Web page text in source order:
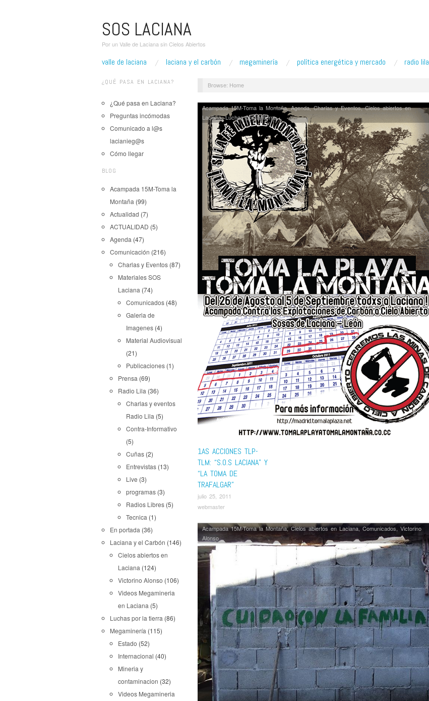
SOS LACIANA
Por un Valle de Laciana sin Cielos Abiertos
valle de laciana laciana y el carbón megaminería política energética y mercado radio lila
¿QUÉ PASA EN LACIANA?
¿Qué pasa en Laciana?
Preguntas incómodas
Comunicado a l@s
lacianieg@s
Cómo llegar
BLOG
Acampada 15M-Toma la
Montaña (99)
Actualidad (7)
ACTUALIDAD (5)
Agenda (47)
Comunicación (216)
Charlas y Eventos (87)
Materiales SOS
Laciana (74)
Comunicados (48)
Galeria de
Imagenes (4)
Material Audiovisual
(21)
Publicaciones (1)
Prensa (69)
Radio Lila (36)
Charlas y eventos
Radio Lila (5)
Contra-Informativo
(5)
Cuñas (2)
Entrevistas (13)
Live (3)
programas (3)
Radios Libres (5)
Tecnica (1)
En portada (36)
Laciana y el Carbón (146)
Cielos abiertos en
Laciana (124)
Victorino Alonso (106)
Videos Megamineria
en Laciana (5)
Luchas por la tierra (86)
Megaminería (115)
Estado (52)
Internacional (40)
Mineria y
contaminacion (32)
Videos Megamineria
Browse: Home
1AS ACCIONES TLP-
TLM: “S.O.S LACIANA” Y
“LA TOMA DE
TRAFALGAR”
julio 25, 2011
webmaster
Acampada 15M-Toma la Montaña,Agenda,Charlas y Eventos,Cielos abiertos en
Laciana,Luchas por la tierra
Acampada 15M-Toma la Montaña,Cielos abiertos en Laciana,Comunicados, Victorino
Alonso